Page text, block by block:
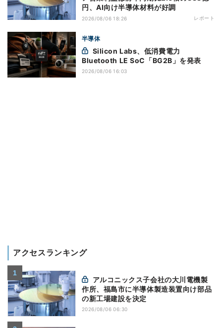
円、AI向け半導体材料が好調
2026/08/06 18:26 レポート
半導体
Bluetooth LE SoC「BG2B」を発表
2026/08/06 16:03
アクセスランキング
作所、福島市に半導体製造装置向け部品
の新工場建設を決定
2026/08/06 06:30